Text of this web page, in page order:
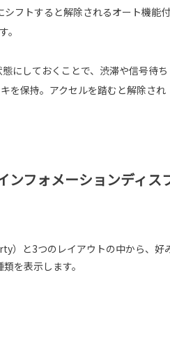
シフトすると解除されるオート機能付
。
にしておくことで、渋滞や信号待ち
を保持。アクセルを踏むと解除され
ンフォメーションディス
と3つのレイアウトの中から、好
を表示します。